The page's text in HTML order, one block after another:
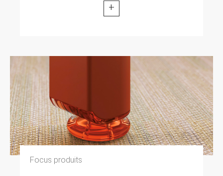
+
Focus produits